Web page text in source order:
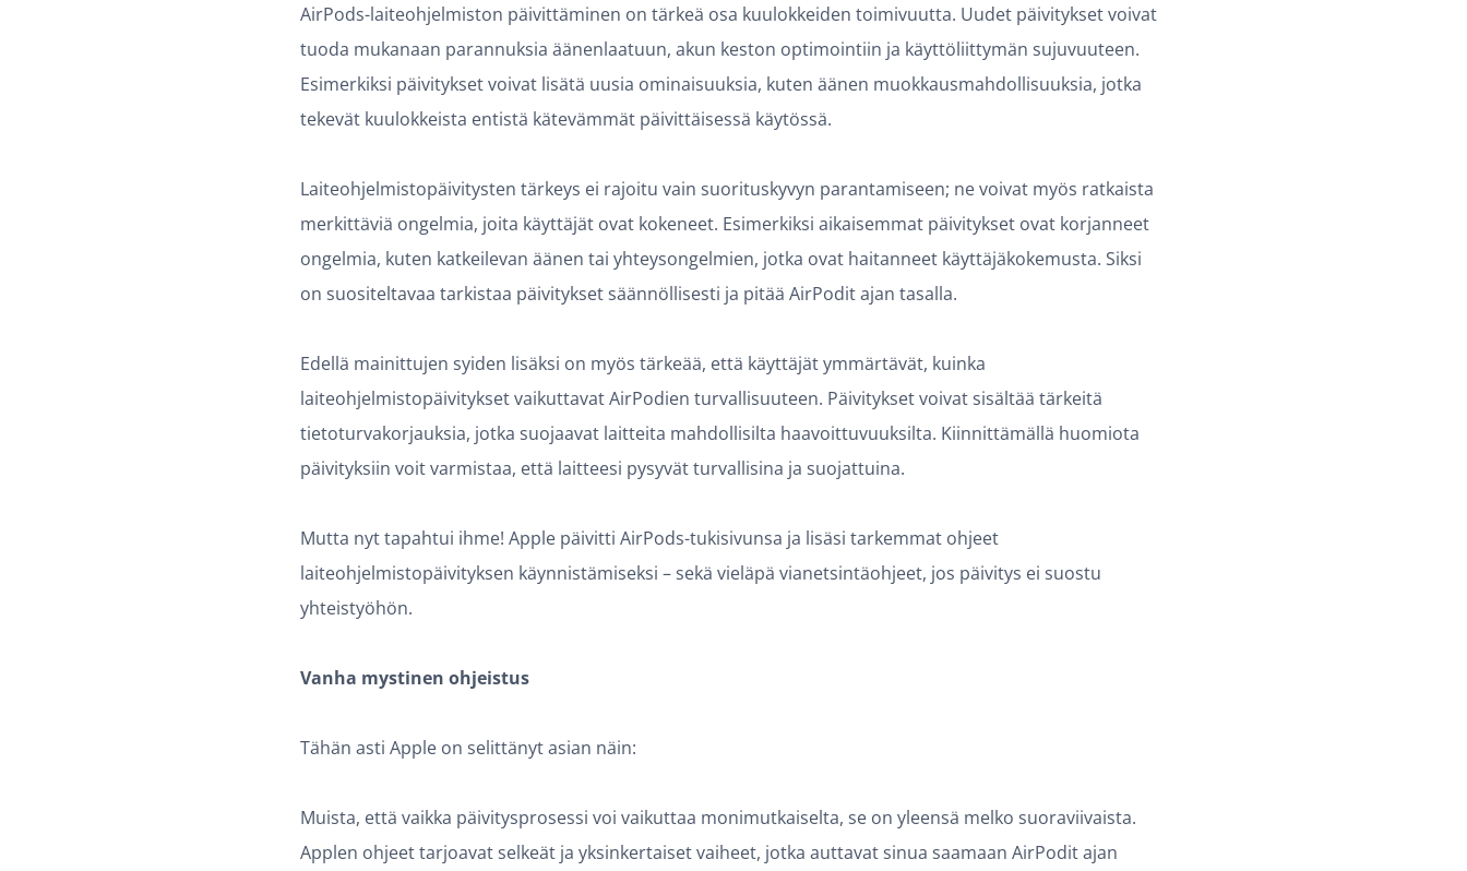
AirPods-laiteohjelmiston päivittäminen on tärkeä osa kuulokkeiden toimivuutta. Uudet päivitykset voivat
tuoda mukanaan parannuksia äänenlaatuun, akun keston optimointiin ja käyttöliittymän sujuvuuteen.
Esimerkiksi päivitykset voivat lisätä uusia ominaisuuksia, kuten äänen muokkausmahdollisuuksia, jotka
tekevät kuulokkeista entistä kätevämmät päivittäisessä käytössä.
Laiteohjelmistopäivitysten tärkeys ei rajoitu vain suorituskyvyn parantamiseen; ne voivat myös ratkaista
merkittäviä ongelmia, joita käyttäjät ovat kokeneet. Esimerkiksi aikaisemmat päivitykset ovat korjanneet
ongelmia, kuten katkeilevan äänen tai yhteysongelmien, jotka ovat haitanneet käyttäjäkokemusta. Siksi
on suositeltavaa tarkistaa päivitykset säännöllisesti ja pitää AirPodit ajan tasalla.
Edellä mainittujen syiden lisäksi on myös tärkeää, että käyttäjät ymmärtävät, kuinka
laiteohjelmistopäivitykset vaikuttavat AirPodien turvallisuuteen. Päivitykset voivat sisältää tärkeitä
tietoturvakorjauksia, jotka suojaavat laitteita mahdollisilta haavoittuvuuksilta. Kiinnittämällä huomiota
päivityksiin voit varmistaa, että laitteesi pysyvät turvallisina ja suojattuina.
Mutta nyt tapahtui ihme! Apple päivitti AirPods-tukisivunsa ja lisäsi tarkemmat ohjeet
laiteohjelmistopäivityksen käynnistämiseksi – sekä vieläpä vianetsintäohjeet, jos päivitys ei suostu
yhteistyöhön.
Vanha mystinen ohjeistus
Tähän asti Apple on selittänyt asian näin:
Muista, että vaikka päivitysprosessi voi vaikuttaa monimutkaiselta, se on yleensä melko suoraviivaista.
Applen ohjeet tarjoavat selkeät ja yksinkertaiset vaiheet, jotka auttavat sinua saamaan AirPodit ajan